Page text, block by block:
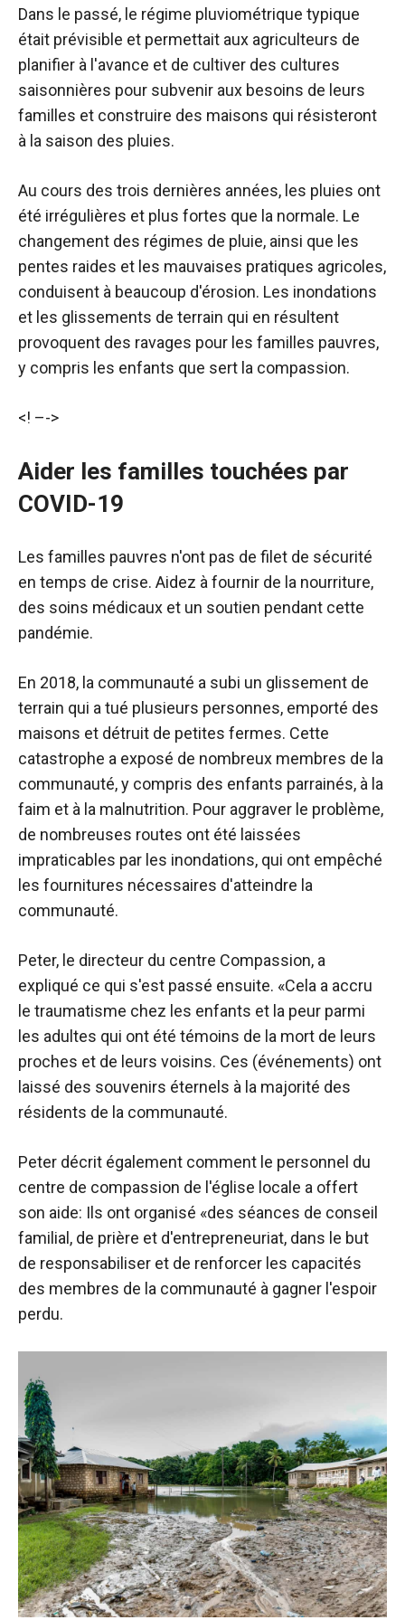
Dans le passé, le régime pluviométrique typique
était prévisible et permettait aux agriculteurs de
planifier à l'avance et de cultiver des cultures
saisonnières pour subvenir aux besoins de leurs
familles et construire des maisons qui résisteront
à la saison des pluies.
Au cours des trois dernières années, les pluies ont
été irrégulières et plus fortes que la normale. Le
changement des régimes de pluie, ainsi que les
pentes raides et les mauvaises pratiques agricoles,
conduisent à beaucoup d'érosion. Les inondations
et les glissements de terrain qui en résultent
provoquent des ravages pour les familles pauvres,
y compris les enfants que sert la compassion.
<! –->
Aider les familles touchées par
COVID-19
Les familles pauvres n'ont pas de filet de sécurité
en temps de crise. Aidez à fournir de la nourriture,
des soins médicaux et un soutien pendant cette
pandémie.
En 2018, la communauté a subi un glissement de
terrain qui a tué plusieurs personnes, emporté des
maisons et détruit de petites fermes. Cette
catastrophe a exposé de nombreux membres de la
communauté, y compris des enfants parrainés, à la
faim et à la malnutrition. Pour aggraver le problème,
de nombreuses routes ont été laissées
impraticables par les inondations, qui ont empêché
les fournitures nécessaires d'atteindre la
communauté.
Peter, le directeur du centre Compassion, a
expliqué ce qui s'est passé ensuite. «Cela a accru
le traumatisme chez les enfants et la peur parmi
les adultes qui ont été témoins de la mort de leurs
proches et de leurs voisins. Ces (événements) ont
laissé des souvenirs éternels à la majorité des
résidents de la communauté.
Peter décrit également comment le personnel du
centre de compassion de l'église locale a offert
son aide: Ils ont organisé «des séances de conseil
familial, de prière et d'entrepreneuriat, dans le but
de responsabiliser et de renforcer les capacités
des membres de la communauté à gagner l'espoir
perdu.